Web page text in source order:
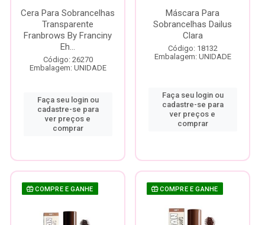
Cera Para Sobrancelhas
Transparente
Franbrows By Franciny
Eh...
Código: 26270
Embalagem: UNIDADE
Faça seu login ou
cadastre-se para
ver preços e
comprar
Máscara Para
Sobrancelhas Dailus
Clara
Código: 18132
Embalagem: UNIDADE
Faça seu login ou
cadastre-se para
ver preços e
comprar
COMPRE E GANHE COMPRE E GANHE